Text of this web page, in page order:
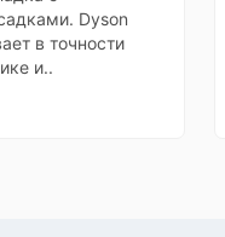
Основные
Dyson
в точности
и..